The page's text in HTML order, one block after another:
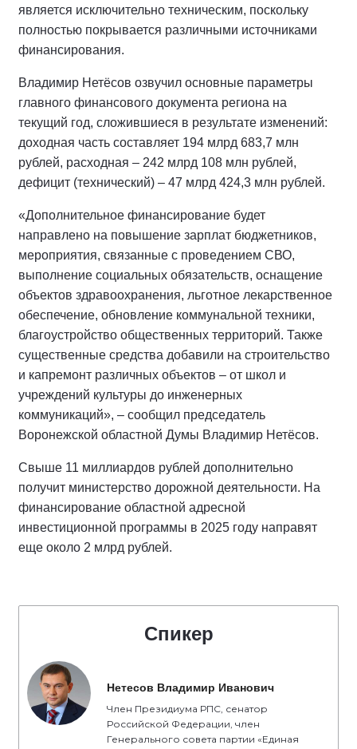
является исключительно техническим, поскольку
полностью покрывается различными источниками
финансирования.
Владимир Нетёсов озвучил основные параметры
главного финансового документа региона на
текущий год, сложившиеся в результате изменений:
доходная часть составляет 194 млрд 683,7 млн
рублей, расходная – 242 млрд 108 млн рублей,
дефицит (технический) – 47 млрд 424,3 млн рублей.
«Дополнительное финансирование будет
направлено на повышение зарплат бюджетников,
мероприятия, связанные с проведением СВО,
выполнение социальных обязательств, оснащение
объектов здравоохранения, льготное лекарственное
обеспечение, обновление коммунальной техники,
благоустройство общественных территорий. Также
существенные средства добавили на строительство
и капремонт различных объектов – от школ и
учреждений культуры до инженерных
коммуникаций», – сообщил председатель
Воронежской областной Думы Владимир Нетёсов.
Свыше 11 миллиардов рублей дополнительно
получит министерство дорожной деятельности. На
финансирование областной адресной
инвестиционной программы в 2025 году направят
еще около 2 млрд рублей.
Спикер
Нетесов Владимир Иванович
Член Президиума РПС, сенатор
Российской Федерации, член
Генерального совета партии «Единая